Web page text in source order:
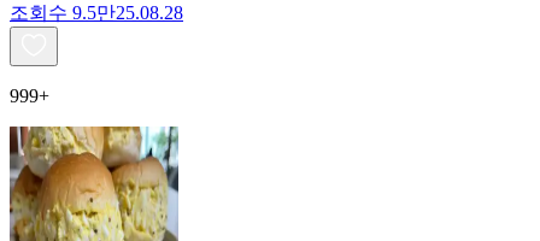
조회수 9.5만25.08.28
999+